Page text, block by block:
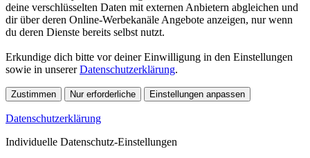
deine verschlüsselten Daten mit externen Anbietern abgleichen und
dir über deren Online-Werbekanäle Angebote anzeigen, nur wenn
du deren Dienste bereits selbst nutzt.
Erkundige dich bitte vor deiner Einwilligung in den Einstellungen
sowie in unsererDatenschutzerklärung.
Zustimmen Nur erforderliche Einstellungen anpassen
Datenschutzerklärung
Individuelle Datenschutz-Einstellungen